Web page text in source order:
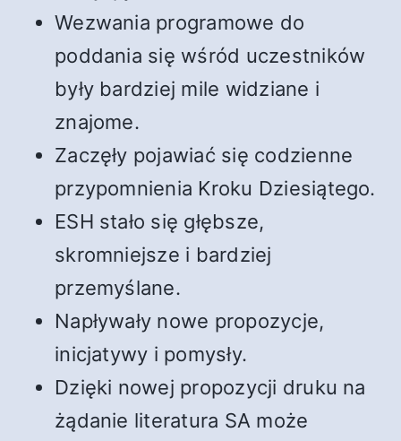
Wezwania programowe do
poddania się wśród uczestników
były bardziej mile widziane i
znajome.
Zaczęły pojawiać się codzienne
przypomnienia Kroku Dziesiątego.
ESH stało się głębsze,
skromniejsze i bardziej
przemyślane.
Napływały nowe propozycje,
inicjatywy i pomysły.
Dzięki nowej propozycji druku na
żądanie literatura SA może